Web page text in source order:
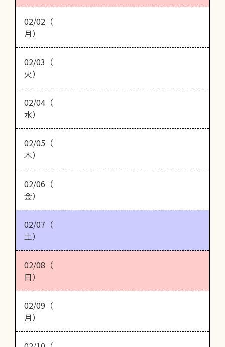
02/02（
月）
02/03（
火）
02/04（
水）
02/05（
木）
02/06（
金）
02/07（
土）
02/08（
日）
02/09（
月）